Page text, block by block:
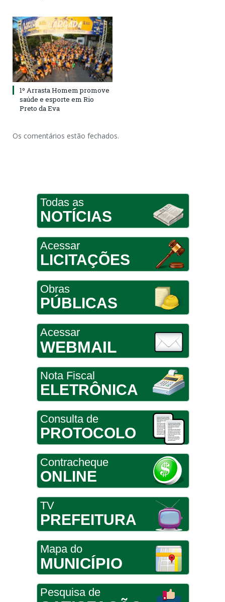
1º Arrasta Homem promove
saúde e esporte em Rio
Preto da Eva
Os comentários estão fechados.
Todas as
NOTÍCIAS
Acessar
LICITAÇÕES
Obras
PÚBLICAS
Acessar
WEBMAIL
Nota Fiscal
ELETRÔNICA
Consulta de
PROTOCOLO
Contracheque
ONLINE
TV
PREFEITURA
Mapa do
MUNICÍPIO
Pesquisa de